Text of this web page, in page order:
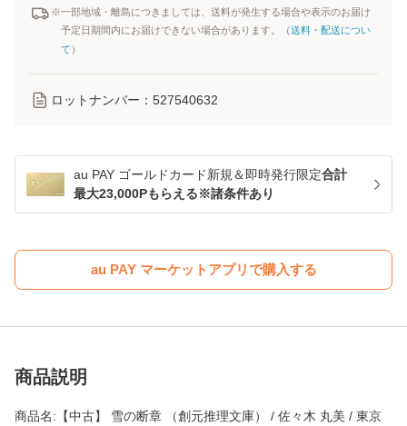
※一部地域・離島につきましては、送料が発生する場合や表示のお届け
予定日期間内にお届けできない場合があります。（送料・配送につい
て ）
ロットナンバー： 527540632
au PAY ゴールドカード新規＆即時発行限定合計
最大23,000Pもらえる※諸条件あり
au PAY マーケットアプリで購入する
商品説明
商品名:【中古】 雪の断章 （創元推理文庫） / 佐々木 丸美 / 東京